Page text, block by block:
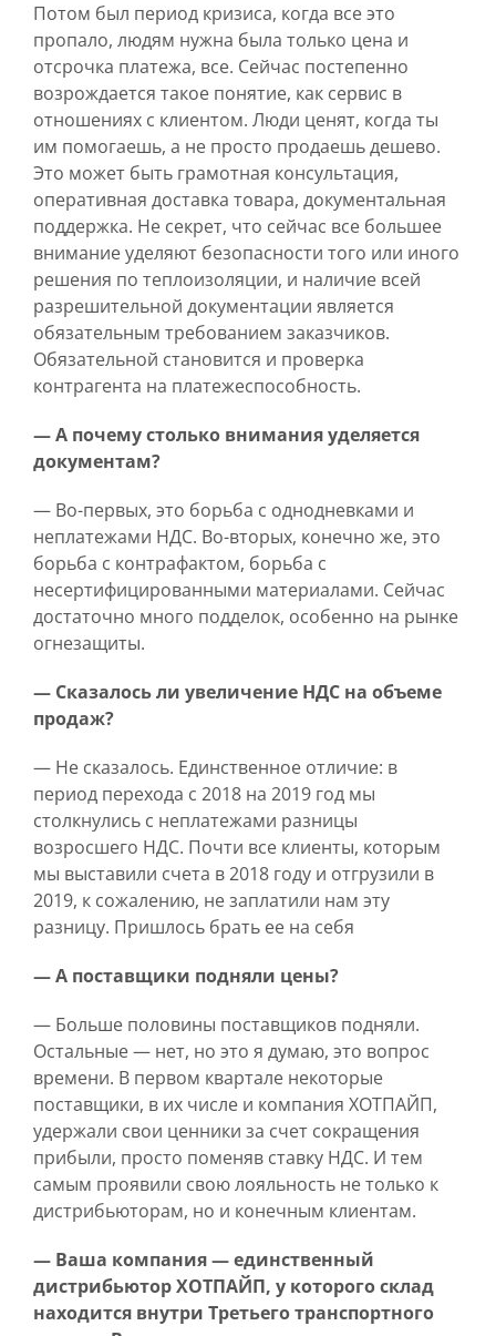
Потом был период кризиса, когда все это
пропало, людям нужна была только цена и
отсрочка платежа, все. Сейчас постепенно
возрождается такое понятие, как сервис в
отношениях с клиентом. Люди ценят, когда ты
им помогаешь, а не просто продаешь дешево.
Это может быть грамотная консультация,
оперативная доставка товара, документальная
поддержка. Не секрет, что сейчас все большее
внимание уделяют безопасности того или иного
решения по теплоизоляции, и наличие всей
разрешительной документации является
обязательным требованием заказчиков.
Обязательной становится и проверка
контрагента на платежеспособность.
— А почему столько внимания уделяется
документам?
— Во-первых, это борьба с однодневками и
неплатежами НДС. Во-вторых, конечно же, это
борьба с контрафактом, борьба с
несертифицированными материалами. Сейчас
достаточно много подделок, особенно на рынке
огнезащиты.
— Сказалось ли увеличение НДС на объеме
продаж?
— Не сказалось. Единственное отличие: в
период перехода с 2018 на 2019 год мы
столкнулись с неплатежами разницы
возросшего НДС. Почти все клиенты, которым
мы выставили счета в 2018 году и отгрузили в
2019, к сожалению, не заплатили нам эту
разницу. Пришлось брать ее на себя
— А поставщики подняли цены?
— Больше половины поставщиков подняли.
Остальные — нет, но это я думаю, это вопрос
времени. В первом квартале некоторые
поставщики, в их числе и компания ХОТПАЙП,
удержали свои ценники за счет сокращения
прибыли, просто поменяв ставку НДС. И тем
самым проявили свою лояльность не только к
дистрибьюторам, но и конечным клиентам.
— Ваша компания — единственный
дистрибьютор ХОТПАЙП, у которого склад
находится внутри Третьего транспортного